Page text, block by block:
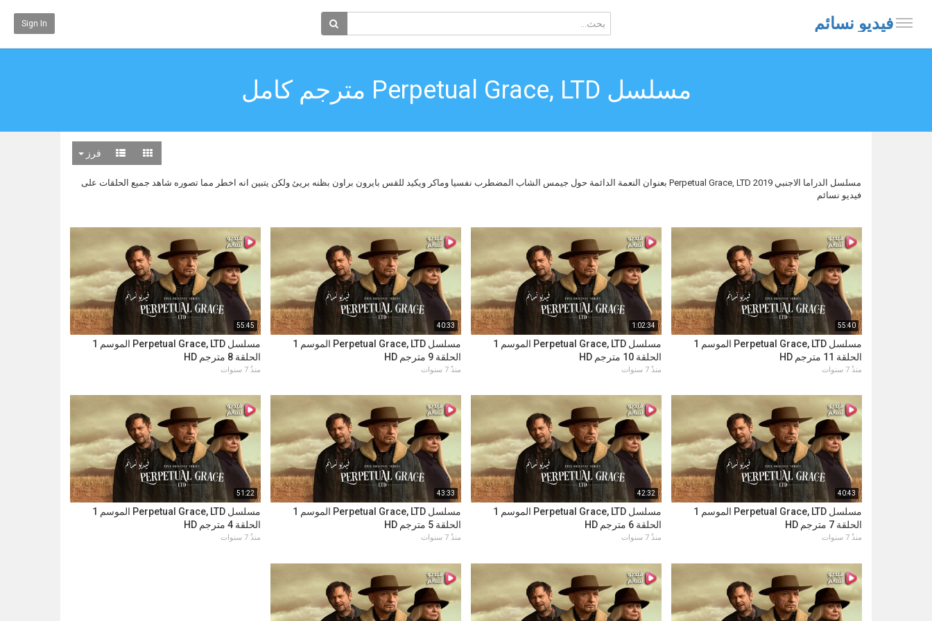
فيديو نسائم Sign In
مسلسل Perpetual Grace, LTD مترجم كامل
فرز
مسلسل الدراما الاجنبي Perpetual Grace, LTD 2019 بعنوان النعمة الدائمة حول جيمس الشاب المضطرب نفسيا وماكر ويكيد للقس بايرون براون بظنه بريئ ولكن يتبين انه اخطر مما تصوره شاهد جميع الحلقات على
فيديو نسائم
55:40
مسلسل Perpetual Grace, LTD الموسم 1
الحلقة 11 مترجم HD
منذُ 7 سنوات
1:02:34
مسلسل Perpetual Grace, LTD الموسم 1
الحلقة 10 مترجم HD
منذُ 7 سنوات
40:33
مسلسل Perpetual Grace, LTD الموسم 1
الحلقة 9 مترجم HD
منذُ 7 سنوات
55:45
مسلسل Perpetual Grace, LTD الموسم 1
الحلقة 8 مترجم HD
منذُ 7 سنوات
40:43
مسلسل Perpetual Grace, LTD الموسم 1
الحلقة 7 مترجم HD
منذُ 7 سنوات
42:32
مسلسل Perpetual Grace, LTD الموسم 1
الحلقة 6 مترجم HD
منذُ 7 سنوات
43:33
مسلسل Perpetual Grace, LTD الموسم 1
الحلقة 5 مترجم HD
منذُ 7 سنوات
51:22
مسلسل Perpetual Grace, LTD الموسم 1
الحلقة 4 مترجم HD
منذُ 7 سنوات